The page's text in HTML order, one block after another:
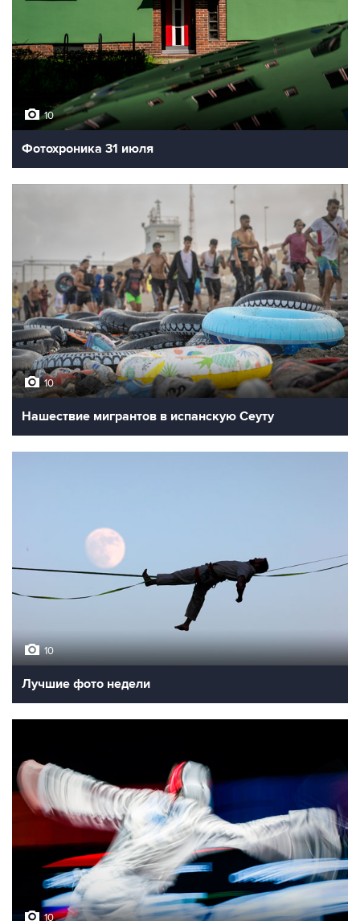
10
Фотохроника 31 июля
10
Нашествие мигрантов в испанскую Сеуту
10
Лучшие фото недели
10